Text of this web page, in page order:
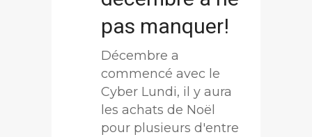
pas manquer!
Décembre a
commencé avec le
Cyber Lundi, il y aura
les achats de Noël
pour plusieurs d'entre